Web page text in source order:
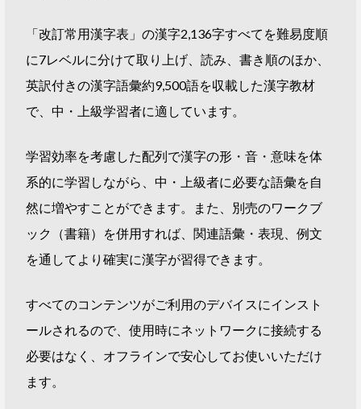
「改訂常用漢字表」の漢字2,136字すべてを難易度順
に7レベルに分けて取り上げ、読み、書き順のほか、
英訳付きの漢字語彙約9,500語を収載した漢字教材
で、中・上級学習者に適しています。
学習効率を考慮した配列で漢字の形・音・意味を体
系的に学習しながら、中・上級者に必要な語彙を自
然に増やすことができます。また、別売のワークブ
ック（書籍）を併用すれば、関連語彙・表現、例文
を通してより確実に漢字が習得できます。
すべてのコンテンツがご利用のデバイスにインスト
ールされるので、使用時にネットワークに接続する
必要はなく、オフラインで安心してお使いいただけ
ます。